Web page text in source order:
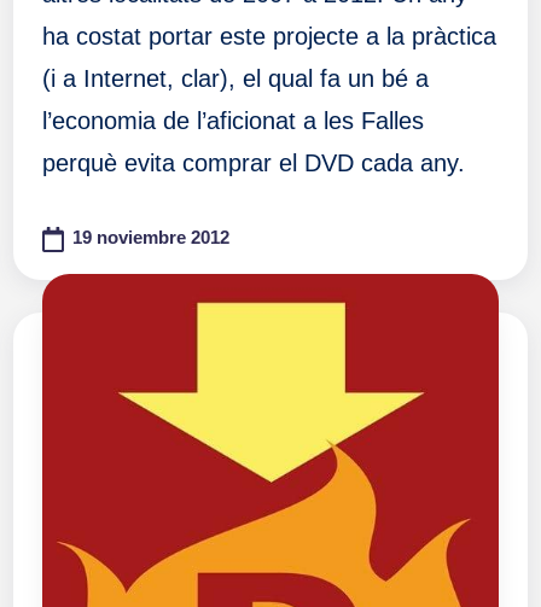
ha costat portar este projecte a la pràctica
(i a Internet, clar), el qual fa un bé a
l’economia de l’aficionat a les Falles
perquè evita comprar el DVD cada any.
19 noviembre 2012